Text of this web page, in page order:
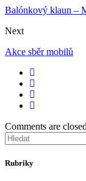
Balónkový klaun –
Next
Akce sběr mobilů
Comments are
Rubriky